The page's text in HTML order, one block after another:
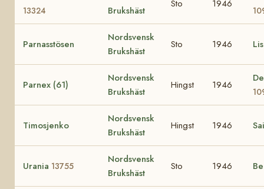
13324
Brukshäst
Sto 1946
Parnasstösen
Nordsvensk
Brukshäst
Sto 1946
Parnex (61)
Nordsvensk
Brukshäst
Hingst 1946
Timosjenko
Nordsvensk
Brukshäst
Hingst 1946
Urania 13755
Nordsvensk
Brukshäst
Sto 1946